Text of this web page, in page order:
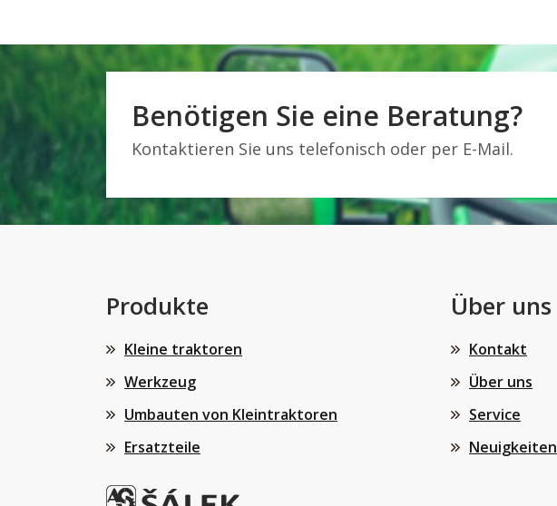
Benötigen Sie eine Beratung?
Kontaktieren Sie uns telefonisch oder per E-Mail.
Produkte
Kleine traktoren
Werkzeug
Umbauten von Kleintraktoren
Ersatzteile
Über uns
Kontakt
Über uns
Service
Neuigkeiten